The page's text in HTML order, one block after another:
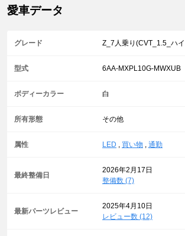
愛車データ
グレード Z_7人乗り(CVT_1.5_ハ
型式 6AA-MXPL10G-MWXUB
ボディーカラー 白
所有形態 その他
属性 LED , 買い物 , 通勤
最終整備日
2026年2月17日
整備数 (7)
最新パーツレビュー
2025年4月10日
レビュー数 (12)